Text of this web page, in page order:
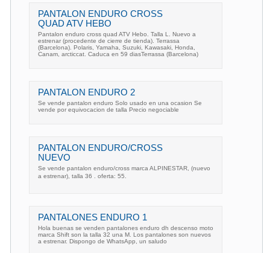
PANTALON ENDURO CROSS
QUAD ATV HEBO
Pantalon enduro cross quad ATV Hebo. Talla L. Nuevo a
estrenar (procedente de cierre de tienda). Terrassa
(Barcelona). Polaris, Yamaha, Suzuki, Kawasaki, Honda,
Canam, arcticcat. Caduca en 59 diasTerrassa (Barcelona)
PANTALON ENDURO 2
Se vende pantalon enduro Solo usado en una ocasion Se
vende por equivocacion de talla Precio negociable
PANTALON ENDURO/CROSS
NUEVO
Se vende pantalon enduro/cross marca ALPINESTAR, (nuevo
a estrenar), talla 36 . oferta: 55.
PANTALONES ENDURO 1
Hola buenas se venden pantalones enduro dh descenso moto
marca Shift son la talla 32 una M. Los pantalones son nuevos
a estrenar. Dispongo de WhatsApp, un saludo